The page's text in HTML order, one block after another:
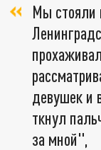
Мы стояли
девушек и
ткнул
за мной",